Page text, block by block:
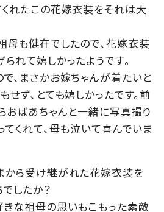
れたこの花嫁衣装をそれは大
も健在でしたので、花嫁衣装
れて嬉しかったようです。
、まさかお嫁ちゃんが着たいと
せず、とても嬉しかったです。前
おばあちゃんと一緒に写真撮り
てくれて、母も泣いて喜んでいま
から受け継がれた花嫁衣装を
したか？
な祖母の思いもこもった素敵